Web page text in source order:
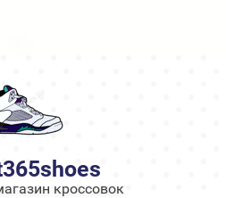
кроссовок